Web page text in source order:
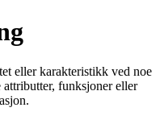
eller karakteristikk ved noe
funksjoner eller